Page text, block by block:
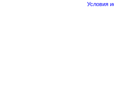
Условия